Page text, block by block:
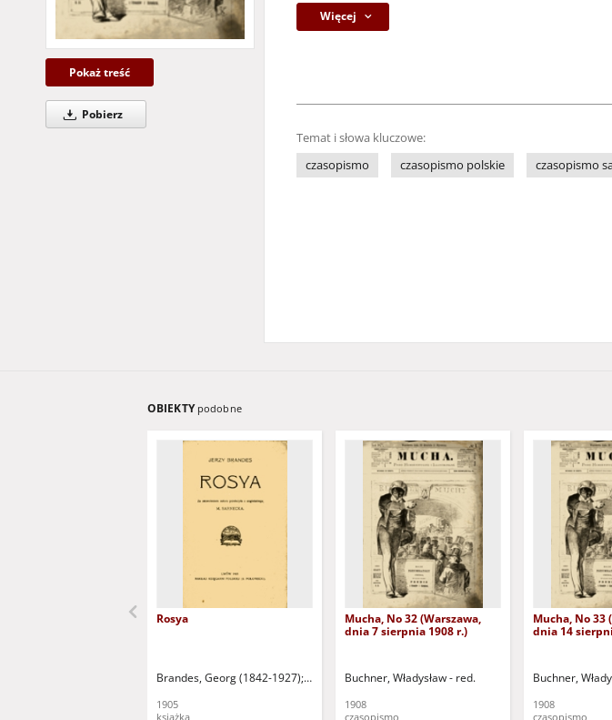
Pokaż treść
Pobierz
Więcej
Temat i słowa kluczowe:
czasopismo
czasopismo polskie czasopismo
OBIEKTY podobne
Rosya
Brandes, Georg (1842-1927) Sarnecka, M. - tł.
1905
książka
Mucha, No 32 (Warszawa,
dnia 7 sierpnia 1908 r.)
Buchner, Władysław - red.
1908
czasopismo
Mucha, No 33
dnia 14
Buchner,
1908
czasopismo